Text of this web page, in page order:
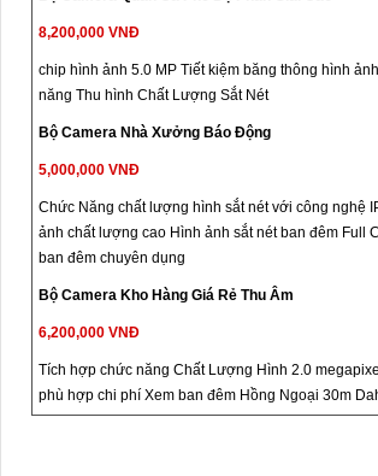
8,200,000 VNĐ
chip hình ảnh 5.0 MP Tiết kiệm băng thông hình
năng Thu hình Chất Lượng Sắt Nét
Bộ Camera Nhà Xưởng Báo Động
5,000,000 VNĐ
Chức Năng chất lượng hình sắt nét với công nghệ
ảnh chất lượng cao Hình ảnh sắt nét ban đêm Full
ban đêm chuyên dụng
Bộ Camera Kho Hàng Giá Rẻ Thu Âm
6,200,000 VNĐ
Tích hợp chức năng Chất Lượng Hình 2.0
phù hợp chi phí Xem ban đêm Hồng Ngoại 30m